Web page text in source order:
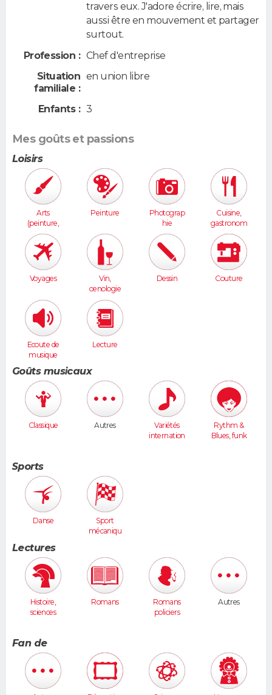
travers eux. J'adore écrire, lire, mais
aussi être en mouvement et partager
surtout.
Profession : Chef d'entreprise
Situation
familiale :
en union libre
Enfants : 3
Mes goûts et passions
Loisirs
Arts
(peinture,
sculpture...
)
Peinture
Photograp
hie
Cuisine,
gastronom
ie
Voyages
Vin,
oenologie
Dessin Couture
Ecoute de
musique
Lecture
Goûts musicaux
Classique Autres
Variétés
internation
Rythm &
Blues, funk
Sports
Danse
Sport
mécaniqu
Lectures
Histoire,
sciences
Romans
Romans
policiers
Autres
Fan de